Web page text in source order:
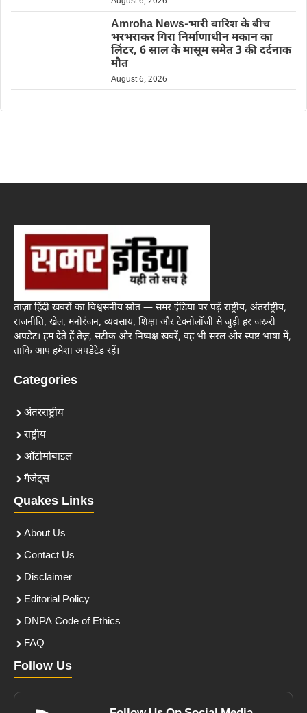
Amroha News-भारी बारिश के बीच
भरभराकर गिरा निर्माणाधीन मकान का
लिंटर, 6 साल के मासूम समेत 3 की दर्दनाक
मौत
August 6, 2026
ताज़ा हिंदी खबरों का विश्वसनीय स्रोत — समर इंडिया पर पढ़ें राष्ट्रीय, अंतर्राष्ट्रीय,
राजनीति, खेल, मनोरंजन, व्यवसाय, शिक्षा और टेक्नोलॉजी से जुड़ी हर जरूरी
अपडेट। हम देते हैं तेज़, सटीक और निष्पक्ष खबरें, वह भी सरल और स्पष्ट भाषा में,
ताकि आप हमेशा अपडेटेड रहें।
Categories
अंतरराष्ट्रीय
राष्ट्रीय
ऑटोमोबाइल
गैजेट्स
Quakes Links
About Us
Contact Us
Disclaimer
Editorial Policy
DNPA Code of Ethics
FAQ
Follow Us